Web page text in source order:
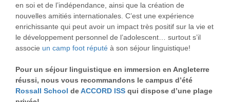
en soi et de l’indépendance, ainsi que la création de
nouvelles amitiés internationales. C’est une expérience
enrichissante qui peut avoir un impact très positif sur la vie et
le développement personnel de l’adolescent… surtout s’il
associe un camp foot réputé à son séjour linguistique!
Pour un séjour linguistique en immersion en Angleterre
réussi, nous vous recommandons le campus d’été
Rossall School deACCORD ISS qui dispose d’une plage